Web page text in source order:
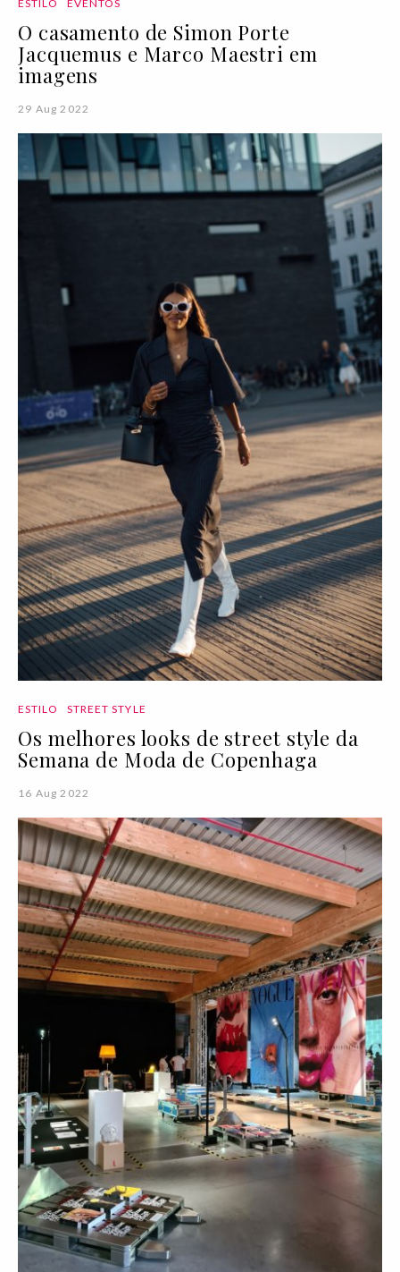
ESTILO EVENTOS
O casamento de Simon Porte
Jacquemus e Marco Maestri em
imagens
29 Aug 2022
ESTILO STREET STYLE
Os melhores looks de street style da
Semana de Moda de Copenhaga
16 Aug 2022